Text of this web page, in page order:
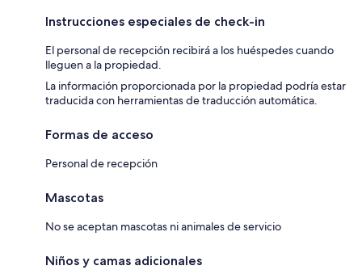
Instrucciones especiales de check-in
El personal de recepción recibirá a los huéspedes cuando
lleguen a la propiedad.
La información proporcionada por la propiedad podría estar
traducida con herramientas de traducción automática.
Formas de acceso
Personal de recepción
Mascotas
No se aceptan mascotas ni animales de servicio
Niños y camas adicionales